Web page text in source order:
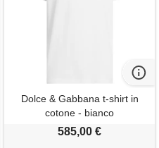
Dolce & Gabbana t-shirt in
cotone - bianco
585,00 €